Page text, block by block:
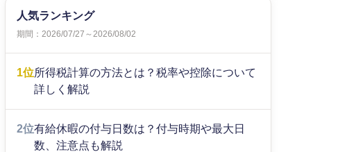
人気ランキング
期間：2026/07/27～2026/08/02
1位所得税計算の方法とは？税率や控除について
詳しく解説
2位有給休暇の付与日数は？付与時期や最大日
数、注意点も解説